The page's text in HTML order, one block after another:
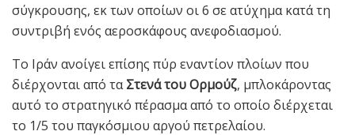
σύγκρουσης, εκ των οποίων οι 6 σε ατύχημα κατά τη
συντριβή ενός αεροσκάφους ανεφοδιασμού.
Το Ιράν ανοίγει επίσης πύρ εναντίον πλοίων που
διέρχονται από ταΣτενά του Ορμούζ, μπλοκάροντας
αυτό το στρατηγικό πέρασμα από το οποίο διέρχεται
το 1/5 του παγκόσμιου αργού πετρελαίου.